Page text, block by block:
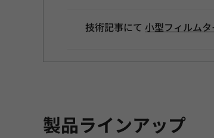
技術記事にて 小型フィルム
製品ラインアップ